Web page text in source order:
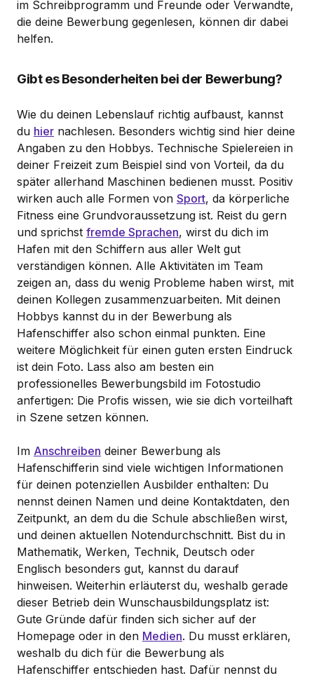
im Schreibprogramm und Freunde oder Verwandte,
die deine Bewerbung gegenlesen, können dir dabei
helfen.
Gibt es Besonderheiten bei der Bewerbung?
Wie du deinen Lebenslauf richtig aufbaust, kannst
du hier nachlesen. Besonders wichtig sind hier deine
Angaben zu den Hobbys. Technische Spielereien in
deiner Freizeit zum Beispiel sind von Vorteil, da du
später allerhand Maschinen bedienen musst. Positiv
wirken auch alle Formen von Sport, da körperliche
Fitness eine Grundvoraussetzung ist. Reist du gern
und sprichst fremde Sprachen, wirst du dich im
Hafen mit den Schiffern aus aller Welt gut
verständigen können. Alle Aktivitäten im Team
zeigen an, dass du wenig Probleme haben wirst, mit
deinen Kollegen zusammenzuarbeiten. Mit deinen
Hobbys kannst du in der Bewerbung als
Hafenschiffer also schon einmal punkten. Eine
weitere Möglichkeit für einen guten ersten Eindruck
ist dein Foto. Lass also am besten ein
professionelles Bewerbungsbild im Fotostudio
anfertigen: Die Profis wissen, wie sie dich vorteilhaft
in Szene setzen können.
Im Anschreiben deiner Bewerbung als
Hafenschifferin sind viele wichtigen Informationen
für deinen potenziellen Ausbilder enthalten: Du
nennst deinen Namen und deine Kontaktdaten, den
Zeitpunkt, an dem du die Schule abschließen wirst,
und deinen aktuellen Notendurchschnitt. Bist du in
Mathematik, Werken, Technik, Deutsch oder
Englisch besonders gut, kannst du darauf
hinweisen. Weiterhin erläuterst du, weshalb gerade
dieser Betrieb dein Wunschausbildungsplatz ist:
Gute Gründe dafür finden sich sicher auf der
Homepage oder in den Medien. Du musst erklären,
weshalb du dich für die Bewerbung als
Hafenschiffer entschieden hast. Dafür nennst du